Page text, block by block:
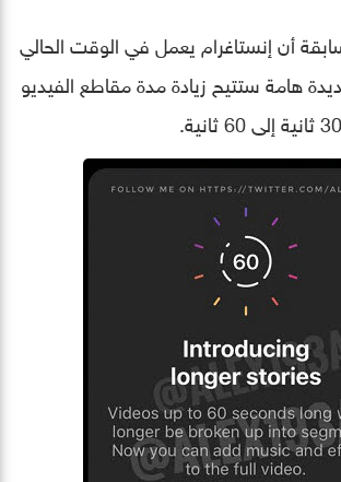
أن إنستاغرام يعمل في الوقت الحالي
هامة ستتيح زيادة مدة مقاطع الفيديو